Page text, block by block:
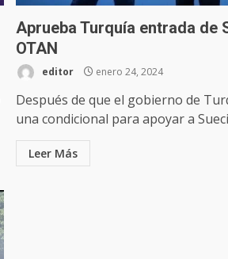
Aprueba Turquía entrada de
OTAN
editor enero 24, 2024
Después de que el gobierno de
una condicional para apoyar a
Leer Más